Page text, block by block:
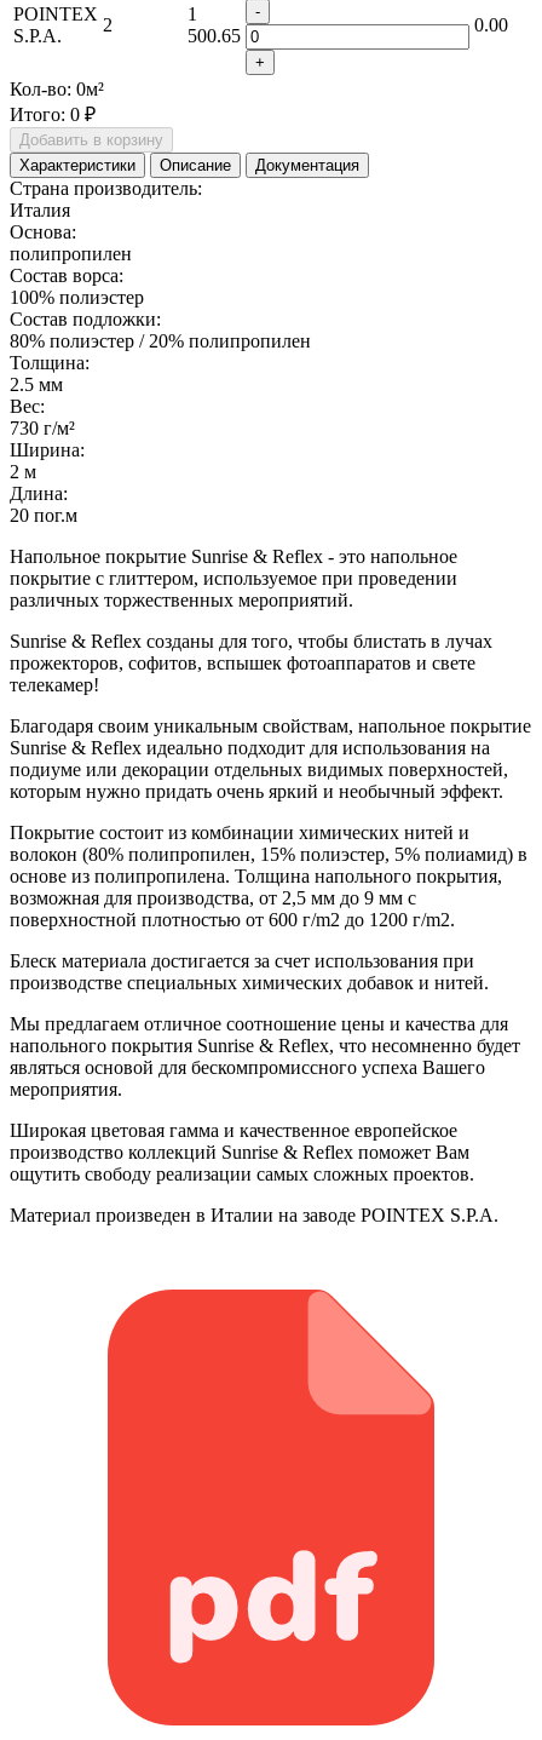
POINTEX
S.P.A.
2
1
500.65
-
+
0.00
Кол-во: 0м²
Итого: 0 ₽
Добавить в корзину
Характеристики
Описание Документация
Страна производитель:
Италия
Основа:
полипропилен
Состав ворса:
100% полиэстер
Состав подложки:
80% полиэстер / 20% полипропилен
Толщина:
2.5 мм
Вес:
730 г/м²
Ширина:
2 м
Длина:
20 пог.м
Напольное покрытие Sunrise & Reflex - это напольное
покрытие с глиттером, используемое при проведении
различных торжественных мероприятий.
Sunrise & Reflex созданы для того, чтобы блистать в лучах
прожекторов, софитов, вспышек фотоаппаратов и свете
телекамер!
Благодаря своим уникальным свойствам, напольное покрытие
Sunrise & Reflex идеально подходит для использования на
подиуме или декорации отдельных видимых поверхностей,
которым нужно придать очень яркий и необычный эффект.
Покрытие состоит из комбинации химических нитей и
волокон (80% полипропилен, 15% полиэстер, 5% полиамид) в
основе из полипропилена. Толщина напольного покрытия,
возможная для производства, от 2,5 мм до 9 мм с
поверхностной плотностью от 600 г/m2 до 1200 г/m2.
Блеск материала достигается за счет использования при
производстве специальных химических добавок и нитей.
Мы предлагаем отличное соотношение цены и качества для
напольного покрытия Sunrise & Reflex, что несомненно будет
являться основой для бескомпромиссного успеха Вашего
мероприятия.
Широкая цветовая гамма и качественное европейское
производство коллекций Sunrise & Reflex поможет Вам
ощутить свободу реализации самых сложных проектов.
Материал произведен в Италии на заводе POINTEX S.P.A.